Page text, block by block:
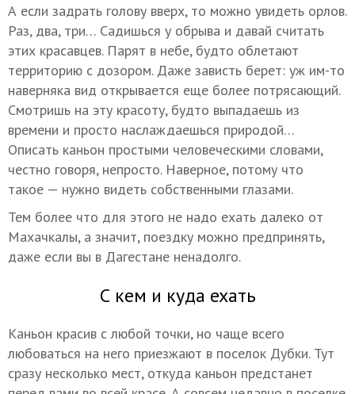
А если задрать голову вверх, то можно увидеть орлов.
Раз, два, три… Садишься у обрыва и давай считать
этих красавцев. Парят в небе, будто облетают
территорию с дозором. Даже зависть берет: уж им-то
наверняка вид открывается еще более потрясающий.
Смотришь на эту красоту, будто выпадаешь из
времени и просто наслаждаешься природой…
Описать каньон простыми человеческими словами,
честно говоря, непросто. Наверное, потому что
такое — нужно видеть собственными глазами.
Тем более что для этого не надо ехать далеко от
Махачкалы, а значит, поездку можно предпринять,
даже если вы в Дагестане ненадолго.
С кем и куда ехать
Каньон красив с любой точки, но чаще всего
любоваться на него приезжают в поселок Дубки. Тут
сразу несколько мест, откуда каньон предстанет